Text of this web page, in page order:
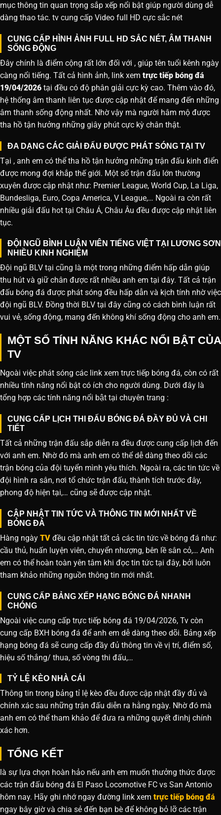
mục thông tin quan trọng sắp xếp nổi bật giúp người dùng dễ
dàng thao tác. tv cung cấp Video full HD cực sắc nét
CUNG CẤP HÌNH ẢNH FULL HD SẮC NÉT, ÂM THANH
SỐNG ĐỘNG
Đây chính là điểm cộng rất lớn đối với , giúp tên tuổi kênh ngày
càng nổi tiếng. Tất cả hình ảnh, link xem trực tiếp bóng đá
19/04/2026 tại đều có độ phân giải cực kỳ cao. Thêm vào đó,
hệ thống âm thanh liên tục được cập nhật để mang đến những
âm thanh sống động nhất. Nhờ vậy mà người hâm mộ được
tha hồ tận hưởng những giây phút cực kỳ chân thật.
ĐA DẠNG CÁC GIẢI ĐẤU ĐƯỢC PHÁT SÓNG TẠI TV
Tại , anh em có thể tha hồ tận hưởng những trận đấu kinh điển
được mong đợi khắp thế giới. Một số trận đấu lớn thường
xuyên được cập nhật như: Premier League, World Cup, La Liga,
Bundesliga, Euro, Copa America, V League,… Ngoài ra còn rất
nhiều giải đấu hot tại Châu Á, Châu Âu đều được cập nhật liên
tục.
ĐỘI NGŨ BÌNH LUẬN VIÊN TIẾNG VIỆT TẠI LƯƠNG SƠN
NHIỀU KINH NGHIỆM
Đội ngũ BLV tại cũng là một trong những điểm hấp dẫn giúp
thu hút và giữ chân được rất nhiều anh em tại đây. Tất cả trận
đấu bóng đá được phát sóng đều hấp dẫn và kịch tính nhờ việc
đội ngũ BLV. Đồng thời BLV tại đây cũng có cách bình luận rất
vui vẻ, sống động, mang đến không khí sống động cho anh em.
MỘT SỐ TÍNH NĂNG KHÁC NỔI BẬT CỦA
TV
Ngoài việc phát sóng các link xem trực tiếp bóng đá, còn có rất
nhiều tính năng nổi bật có ích cho người dùng. Dưới đây là
tổng hợp các tính năng nổi bật tại chuyên trang :
CUNG CẤP LỊCH THI ĐẤU BÓNG ĐÁ ĐẦY ĐỦ VÀ CHI
TIẾT
Tất cả những trận đấu sắp diễn ra đều được cung cấp lịch đến
với anh em. Nhờ đó mà anh em có thể dễ dàng theo dõi các
trận bóng của đội tuyển mình yêu thích. Ngoài ra, các tin tức về
đội hình ra sân, nơi tổ chức trận đấu, thành tích trước đây,
phong độ hiện tại,… cũng sẽ được cập nhật.
CẬP NHẬT TIN TỨC VÀ THÔNG TIN MỚI NHẤT VỀ
BÓNG ĐÁ
Hàng ngày TV đều cập nhật tất cả các tin tức về bóng đá như:
cầu thủ, huấn luyện viên, chuyển nhượng, bên lề sân cỏ,… Anh
em có thể hoàn toàn yên tâm khi đọc tin tức tại đây, bởi luôn
tham khảo những nguồn thông tin mới nhất.
CUNG CẤP BẢNG XẾP HẠNG BÓNG ĐÁ NHANH
CHÓNG
Ngoài việc cung cấp trực tiếp bóng đá 19/04/2026, Tv còn
cung cấp BXH bóng đá để anh em dễ dàng theo dõi. Bảng xếp
hạng bóng đá sẽ cung cấp đầy đủ thông tin về vị trí, điểm số,
hiệu số thắng/ thua, số vòng thi đấu,…
TỶ LỆ KÈO NHÀ CÁI
Thông tin trong bảng tỉ lệ kèo đều được cập nhật đầy đủ và
chính xác sau những trận đấu diễn ra hằng ngày. Nhờ đó mà
anh em có thể tham khảo để đưa ra những quyết đinhj chính
xác hơn.
TỔNG KẾT
là sự lựa chọn hoàn hảo nếu anh em muốn thưởng thức được
các trận đấu bóng đá El Paso Locomotive FC vs San Antonio
hôm nay. Hãy ghi nhớ ngay đường link xem trực tiếp bóng đá
ngay bây giờ và chia sẻ đến bạn bè để không bỏ lỡ các trận